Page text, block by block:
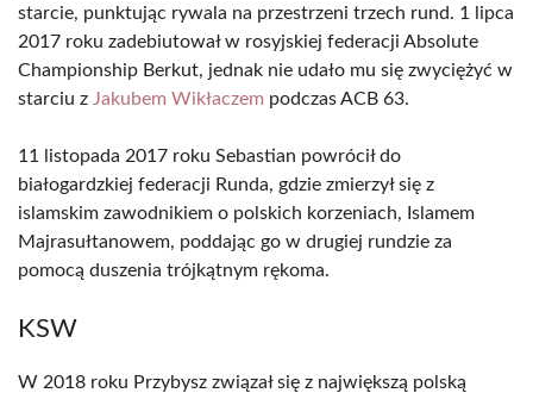
starcie, punktując rywala na przestrzeni trzech rund. 1 lipca
2017 roku zadebiutował w rosyjskiej federacji Absolute
Championship Berkut, jednak nie udało mu się zwyciężyć w
starciu z Jakubem Wikłaczem podczas ACB 63.
11 listopada 2017 roku Sebastian powrócił do
białogardzkiej federacji Runda, gdzie zmierzył się z
islamskim zawodnikiem o polskich korzeniach, Islamem
Majrasułtanowem, poddając go w drugiej rundzie za
pomocą duszenia trójkątnym rękoma.
KSW
W 2018 roku Przybysz związał się z największą polską